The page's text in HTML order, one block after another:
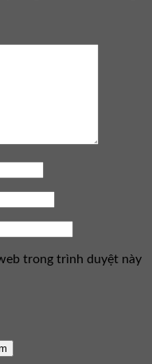
trong trình duyệt này